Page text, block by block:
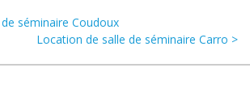
séminaire Coudoux
Location de salle de séminaire Carro >